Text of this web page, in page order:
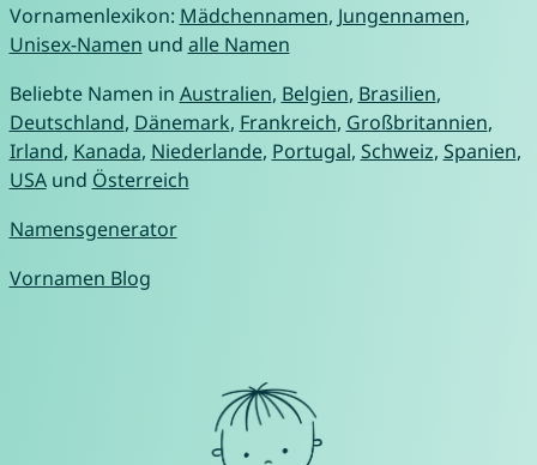
Vornamenlexikon: Mädchennamen, Jungennamen,
Unisex-Namen und alle Namen
Beliebte Namen in Australien, Belgien, Brasilien,
Deutschland, Dänemark, Frankreich, Großbritannien,
Irland, Kanada, Niederlande, Portugal, Schweiz, Spanien,
USAund Österreich
Namensgenerator
Vornamen Blog